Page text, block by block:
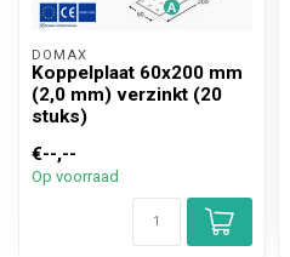
DOMAX
Koppelplaat 60x200 mm
(2,0 mm) verzinkt (20
stuks)
€--,--
Op voorraad